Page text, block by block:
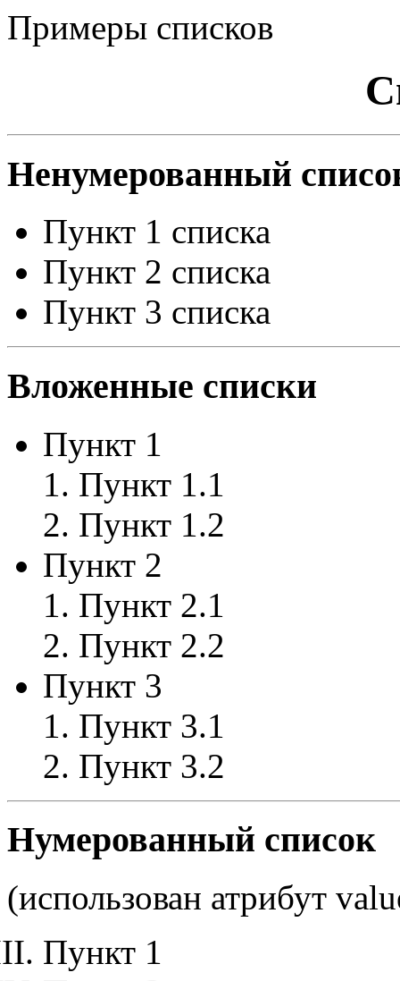
Примеры списков
Ненумерованный
Пункт 1 списка
Пункт 2 списка
Пункт 3 списка
Вложенные списки
Пункт 1
Пункт 1.1
Пункт 1.2
Пункт 2
Пункт 2.1
Пункт 2.2
Пункт 3
Пункт 3.1
Пункт 3.2
Нумерованный список
(использован атрибут
Пункт 1